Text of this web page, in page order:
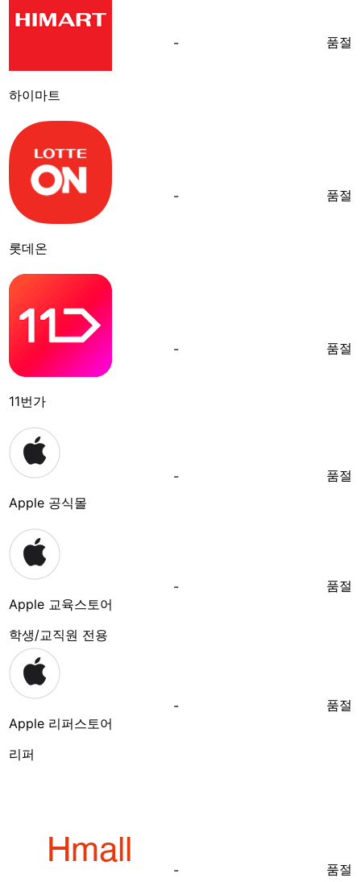
하이마트
- 품절
롯데온
- 품절
11번가
- 품절
Apple 공식몰
- 품절
Apple 교육스토어
학생/교직원 전용
- 품절
Apple 리퍼스토어
리퍼
- 품절
- 품절